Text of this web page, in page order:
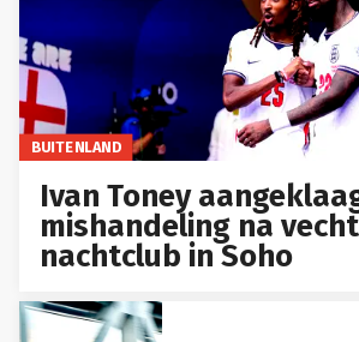
BUITENLAND
Ivan Toney
mishandeling na
nachtclub in Soho